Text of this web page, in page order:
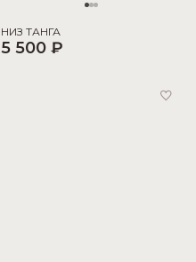
НИЗ ТАНГА
5 500 ₽